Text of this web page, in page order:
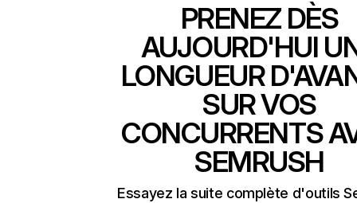
PRENEZ DÈS
AUJOURD'HUI
LONGUEUR
SUR VOS
CONCURRENTS
SEMRUSH
Essayez la suite complète d'outils